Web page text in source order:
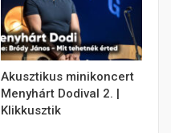
Akusztikus minikoncert
Menyhárt Dodival 2. |
Klikkusztik